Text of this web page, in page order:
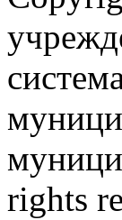
rights